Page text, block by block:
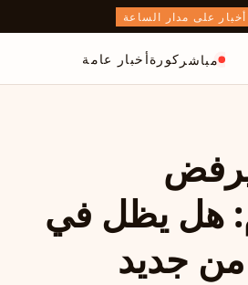
أخبار على مدار الساعة
مباشر كورةأخبار عامة
هل يظل في
جديد